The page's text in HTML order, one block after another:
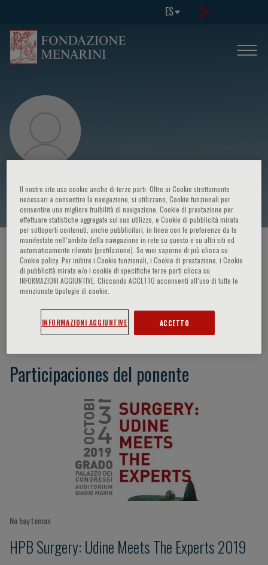
ES
Pier Giorgio Cojutti
HOME PAGE / CURSOS Y EVENTOS / ORADOR
Pier Giorgio Cojutti
Participaciones del ponente
No hay temas
HPB Surgery: Udine Meets The Experts 2019
Il nostro sito usa cookie anche di terze parti. Oltre ai Cookie strettamente
necessari a consentire la navigazione, si utilizzano, Cookie funzionali per
consentire una migliore fruibilità di navigazione, Cookie di prestazione per
effettuare statistiche aggregate sul suo utilizzo, e Cookie di pubblicità mirata
per sottoporti contenuti, anche pubblicitari, in linea con le preferenze da te
manifestate nell‘ambito della navigazione in rete su questo e su altri siti ed
automaticamente rilevate (profilazione). Se vuoi saperne di più clicca su
Cookie policy. Per inibire i Cookie funzionali, i Cookie di prestazione, i Cookie
di pubblicità mirata e/o i cookie di specifiche terze parti clicca su
INFORMAZIONI AGGIUNTIVE. Cliccando ACCETTO acconsenti all’uso di tutte le
menzionate tipologie di cookie.
INFORMAZIONI AGGIUNTIVE ACCETTO